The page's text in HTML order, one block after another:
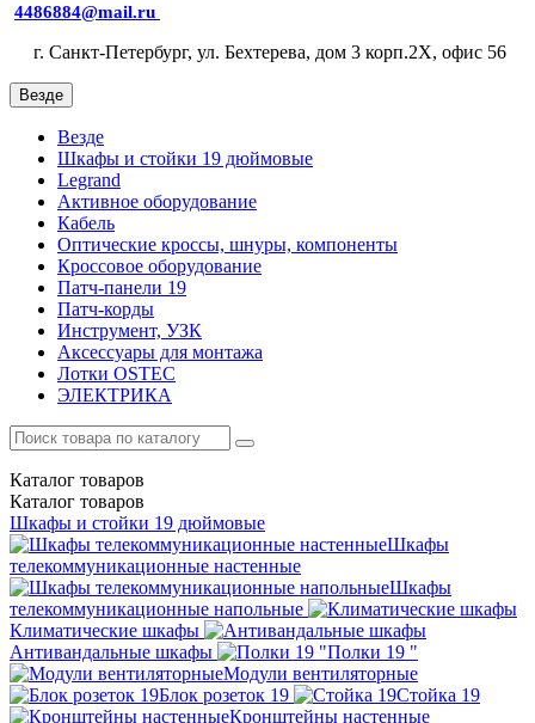
4486884@mail.ru
г. Санкт-Петербург, ул. Бехтерева, дом 3 корп.2X, офис 56
Везде
Везде
Шкафы и стойки 19 дюймовые
Legrand
Активное оборудование
Кабель
Оптические кроссы, шнуры, компоненты
Кроссовое оборудование
Патч-панели 19
Патч-корды
Инструмент, УЗК
Аксессуары для монтажа
Лотки OSTEC
ЭЛЕКТРИКА
Каталог товаров
Каталог товаров
Шкафы и стойки 19 дюймовые
Шкафы
телекоммуникационные настенные
Шкафы
телекоммуникационные напольные
Климатические шкафы
Антивандальные шкафы
Полки 19 "
Модули вентиляторные
Блок розеток 19
Стойка 19
Кронштейны настенные